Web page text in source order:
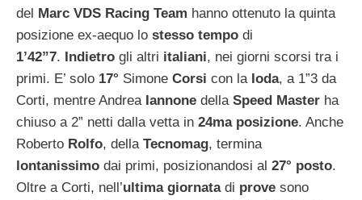
del Marc VDS Racing Team hanno ottenuto la quinta
posizione ex-aequo lo stesso tempo di
1’42”7. Indietro gli altri italiani, nei giorni scorsi tra i
primi. E’ solo 17° Simone Corsi con la Ioda, a 1”3 da
Corti, mentre Andrea Iannone della Speed Master ha
chiuso a 2” netti dalla vetta in 24ma posizione. Anche
Roberto Rolfo, della Tecnomag, termina
lontanissimo dai primi, posizionandosi al 27° posto.
Oltre a Corti, nell’ultima giornatadi prove sono